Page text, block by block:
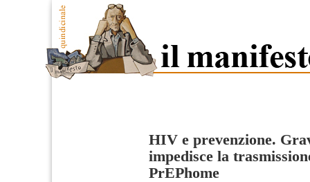
HIV e prevenzione.
impedisce la
PrEPhome